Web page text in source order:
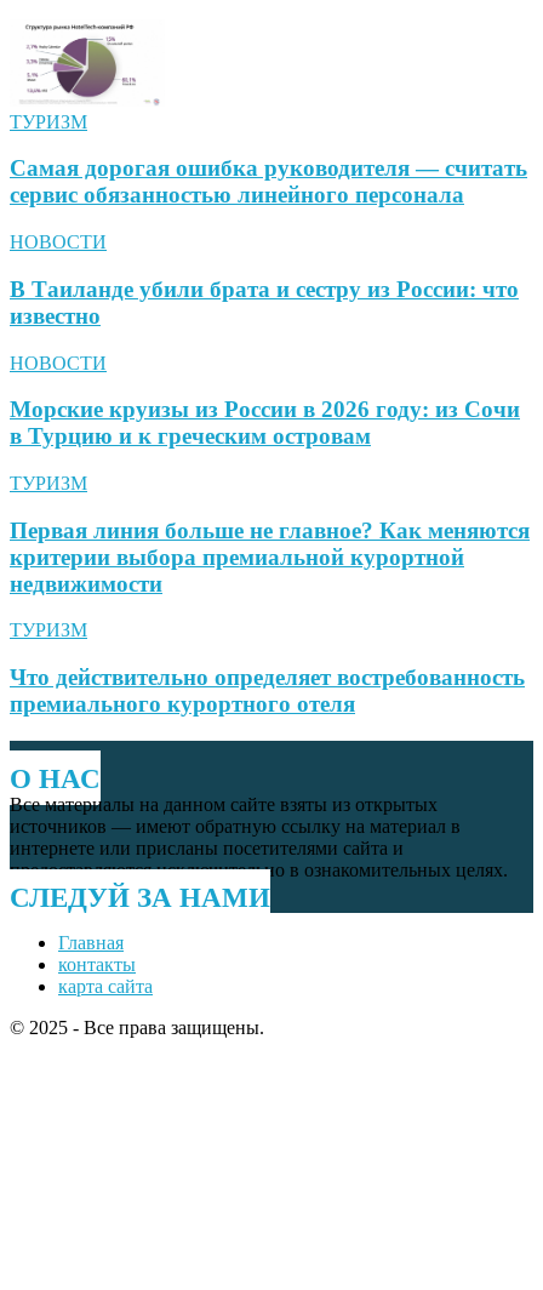
ТУРИЗМ
Самая дорогая ошибка руководителя — считать
сервис обязанностью линейного персонала
НОВОСТИ
В Таиланде убили брата и сестру из России: что
известно
НОВОСТИ
Морские круизы из России в 2026 году: из Сочи
в Турцию и к греческим островам
ТУРИЗМ
Первая линия больше не главное? Как меняются
критерии выбора премиальной курортной
недвижимости
ТУРИЗМ
Что действительно определяет востребованность
премиального курортного отеля
О НАС
Все материалы на данном сайте взяты из открытых
источников — имеют обратную ссылку на материал в
интернете или присланы посетителями сайта и
предоставляются исключительно в ознакомительных целях.
СЛЕДУЙ ЗА НАМИ
Главная
контакты
карта сайта
© 2025 - Все права защищены.